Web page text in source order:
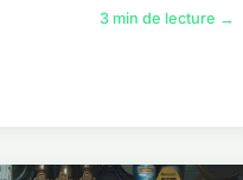
3 min de lecture →